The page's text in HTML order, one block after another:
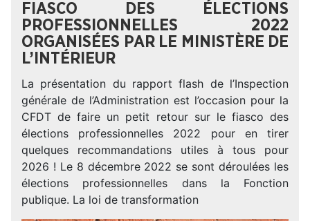
FIASCO DES ÉLECTIONS
PROFESSIONNELLES 2022
ORGANISÉES PAR LE MINISTÈRE DE
L’INTÉRIEUR
La présentation du rapport flash de l’Inspection
générale de l’Administration est l’occasion pour la
CFDT de faire un petit retour sur le fiasco des
élections professionnelles 2022 pour en tirer
quelques recommandations utiles à tous pour
2026 ! Le 8 décembre 2022 se sont déroulées les
élections professionnelles dans la Fonction
publique. La loi de transformation